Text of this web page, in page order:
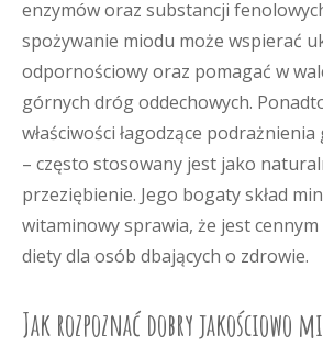
enzymów oraz substancji
spożywanie miodu może wspierać
odpornościowy oraz pomagać w
górnych dróg oddechowych.
właściwości łagodzące
– często stosowany jest jako
przeziębienie. Jego bogaty skład
witaminowy sprawia, że jest cennym
diety dla osób dbających o zdrowie.
Jak rozpoznać dobry jakościowo